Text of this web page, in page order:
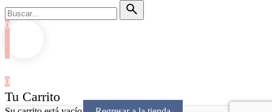
0
0
Tu Carrito